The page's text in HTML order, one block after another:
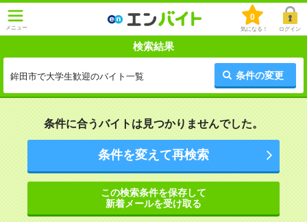
メニュー
0
気になる！ ログイン
検索結果
鉾田市で大学生歓迎のバイト一覧 条件の変更
条件に合うバイトは見つかりませんでした。
条件を変えて再検索
この検索条件を保存して
新着メールを受け取る